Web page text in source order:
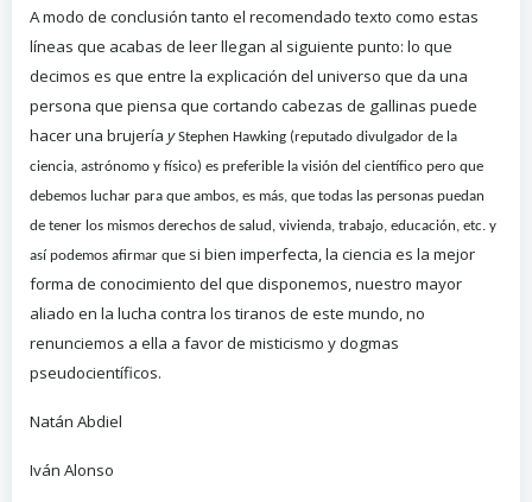
A modo de conclusión tanto el recomendado texto como estas
líneas que acabas de leer llegan al siguiente punto: lo que
decimos es que entre la explicación del universo que da una
persona que piensa que cortando cabezas de gallinas puede
hacer una brujería yStephen Hawking (reputado divulgador de la
ciencia, astrónomo y físico) es preferible la visión del científico pero que
debemos luchar para que ambos, es más, que todas las personas puedan
de tener los mismos derechos de salud, vivienda, trabajo, educación, etc. y
así podemos afirmar que si bien imperfecta, la ciencia es la mejor
forma de conocimiento del que disponemos, nuestro mayor
aliado en la lucha contra los tiranos de este mundo, no
renunciemos a ella a favor de misticismo y dogmas
pseudocientíficos.
Natán Abdiel
Iván Alonso